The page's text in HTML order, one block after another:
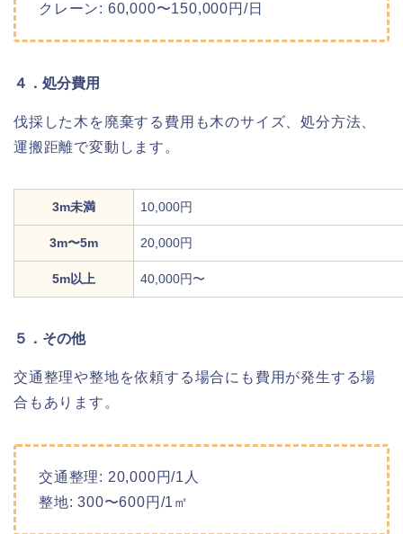
クレーン: 60,000〜150,000円/日
４．処分費用
伐採した木を廃棄する費用も木のサイズ、処分方法、
運搬距離で変動します。
3m未満 10,000円
3m〜5m 20,000円
5m以上 40,000円〜
５．その他
交通整理や整地を依頼する場合にも費用が発生する場
合もあります。
交通整理: 20,000円/1人
整地: 300〜600円/1㎡